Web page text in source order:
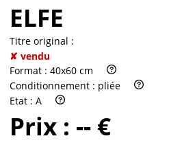
ELFE
Titre original :
✘ vendu
Format : 40x60 cm
Conditionnement : pliée
Etat : A
Prix : -- €